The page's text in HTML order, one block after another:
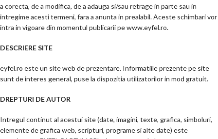
a corecta, de a modifica, de a adauga si/sau retrage in parte sau in
intregime acesti termeni, fara a anunta in prealabil. Aceste schimbari vor
intra in vigoare din momentul publicarii pe www.eyfel.ro.
DESCRIERE SITE
eyfel.ro este un site web de prezentare. Informatiile prezente pe site
sunt de interes general, puse la dispozitia utilizatorilor in mod gratuit.
DREPTURI DE AUTOR
Intregul continut al acestui site (date, imagini, texte, grafica, simboluri,
elemente de grafica web, scripturi, programe si alte date) este